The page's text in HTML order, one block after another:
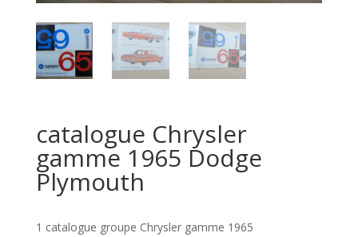
catalogue Chrysler
gamme 1965 Dodge
Plymouth
1 catalogue groupe Chrysler gamme 1965